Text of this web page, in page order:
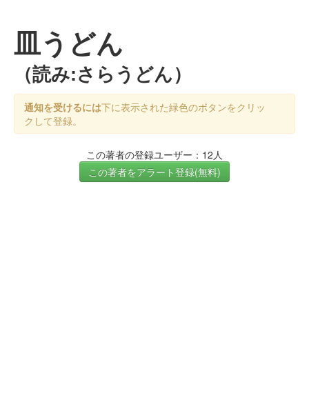
皿うどん
（読み:さらうどん）
通知を受けるには下に表示された緑色のボタンをクリッ
クして登録。
この著者の登録ユーザー：12人
この著者をアラート登録(無料)